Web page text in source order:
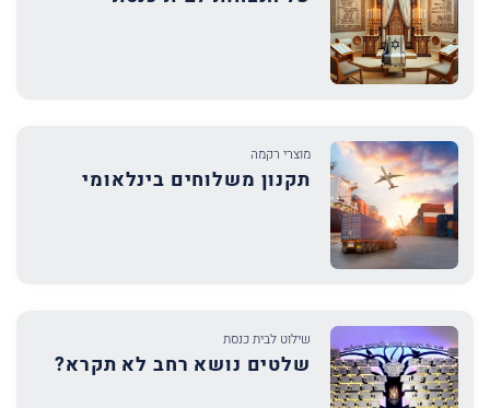
מוצרי רקמה
תקנון משלוחים בינלאומי
שילוט לבית כנסת
שלטים נושא רחב לא תקרא?